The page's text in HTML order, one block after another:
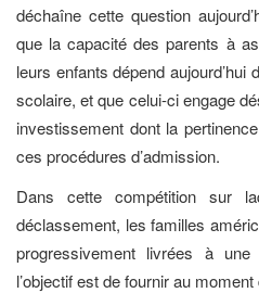
déchaîne cette question
que la capacité des parents à
leurs enfants dépend
scolaire, et que celui-ci engage
investissement dont la
ces procédures d’admission.
Dans cette compétition sur
déclassement, les familles
progressivement livrées à
l’objectif est de fournir au